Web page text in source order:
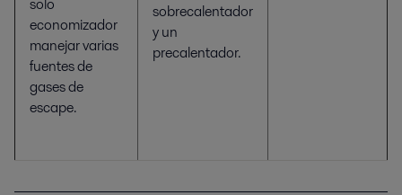
solo
economizador
manejar varias
fuentes de
gases de
escape.
sobrecalentador
y un
precalentador.